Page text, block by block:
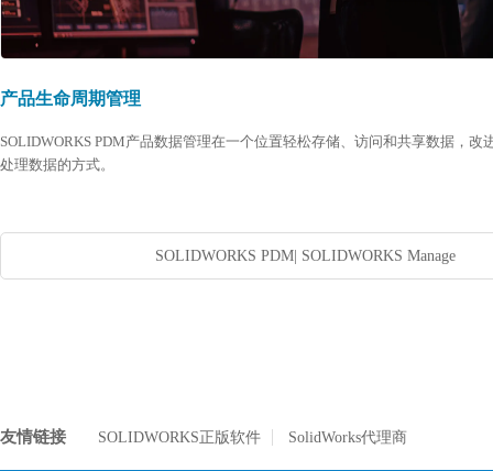
产品生命周期管理
SOLIDWORKS PDM产品数据管理在一个位置轻松存储、访问和共享数据，改
处理数据的方式。
SOLIDWORKS PDM SOLIDWORKS Manage
友情链接 SOLIDWORKS正版软件 SolidWorks代理商